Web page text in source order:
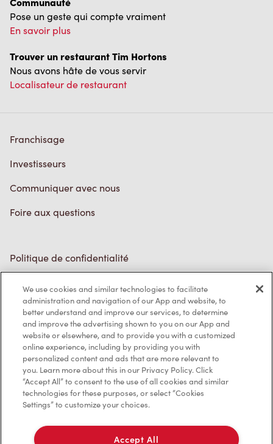
Pose un geste qui compte vraiment
En savoir plus
Trouver un restaurant Tim Hortons
Nous avons hâte de vous servir
Localisateur de restaurant
Franchisage
Investisseurs
Communiquer avec nous
Foire aux questions
Politique de confidentialité
Marques de commerce
Accessibilité
Diagnostic
Contactez-nous
We use cookies and similar technologies to facilitate
administration and navigation of our App and website, to
better understand and improve our services, to determine
and improve the advertising shown to you on our App and
website or elsewhere, and to provide you with a customized
online experience, including by providing you with
personalized content and ads that are more relevant to
you. Learn more about this in our Privacy Policy. Click
“Accept All” to consent to the use of all cookies and similar
technologies for these purposes, or select “Cookies
Settings” to customize your choices.
Accept All